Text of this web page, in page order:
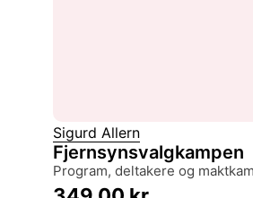
Sigurd Allern
Fjernsynsvalgkampen
program, deltakere og